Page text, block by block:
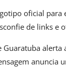
oficial para
de links e
Guaratuba alerta
anuncia